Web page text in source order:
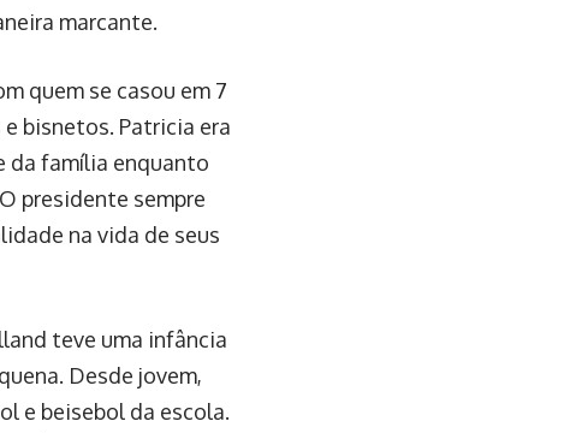
marcante.
quem se casou em 7
bisnetos. Patricia era
da família enquanto
presidente sempre
na vida de seus
teve uma infância
Desde jovem,
e beisebol da escola.